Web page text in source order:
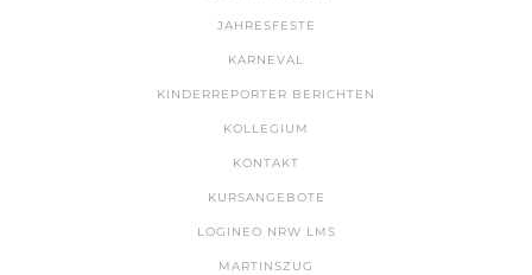
JAHRESFESTE
KARNEVAL
KINDERREPORTER BERICHTEN
KOLLEGIUM
KONTAKT
KURSANGEBOTE
LOGINEO NRW LMS
MARTINSZUG